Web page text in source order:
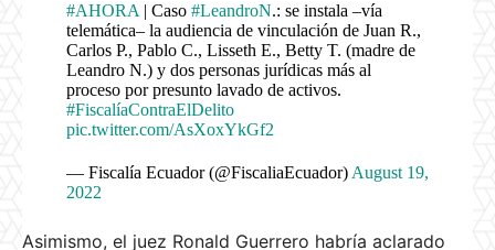
#AHORA | Caso #LeandroN.: se instala –vía
telemática– la audiencia de vinculación de Juan R.,
Carlos P., Pablo C., Lisseth E., Betty T. (madre de
Leandro N.) y dos personas jurídicas más al
proceso por presunto lavado de activos.
#FiscalíaContraElDelito
pic.twitter.com/AsXoxYkGf2
— Fiscalía Ecuador (@FiscaliaEcuador) August 19,
2022
Asimismo, el juez Ronald Guerrero habría aclarado